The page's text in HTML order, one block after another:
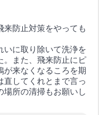
来防止対策をやっても
いに取り除いて洗浄を
。また、飛来防止にピ
が来なくなるころを期
直してくれとまで言っ
場所の清掃もお願いし